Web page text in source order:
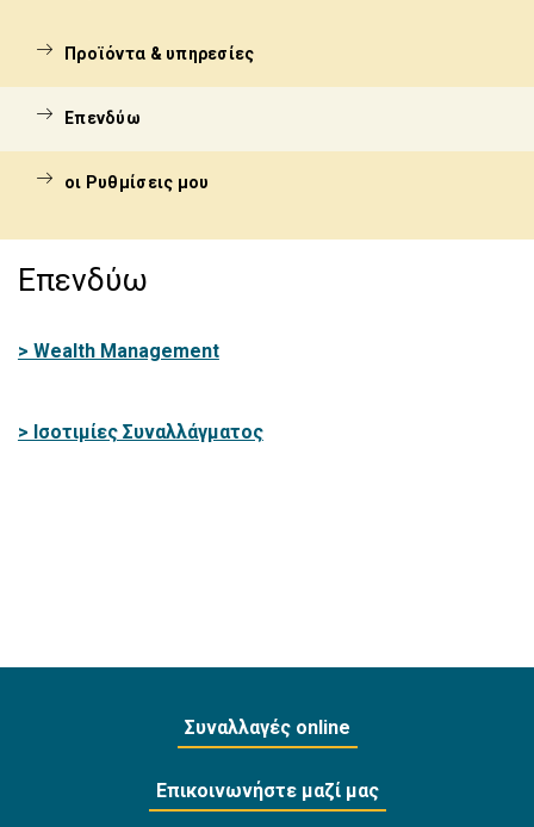
Προϊόντα & υπηρεσίες
Επενδύω
οι Ρυθμίσεις μου
Επενδύω
> Wealth Management
> Ισοτιμίες Συναλλάγματος
Συναλλαγές online
Επικοινωνήστε μαζί μας